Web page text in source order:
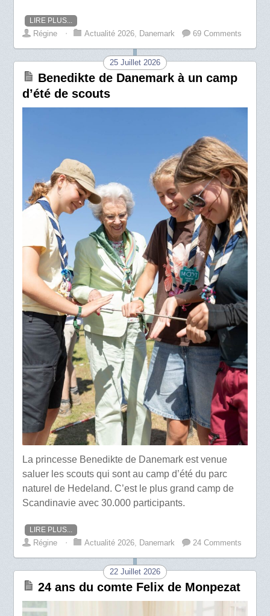
LIRE PLUS...
Régine ⋅ Actualité 2026, Danemark 69 Comments
25 Juillet 2026
Benedikte de Danemark à un camp
d’été de scouts
La princesse Benedikte de Danemark est venue
saluer les scouts qui sont au camp d’été du parc
naturel de Hedeland. C’est le plus grand camp de
Scandinavie avec 30.000 participants.
LIRE PLUS...
Régine ⋅ Actualité 2026 Danemark 24 Comments
22 Juillet 2026
24 ans du comte Felix de Monpezat